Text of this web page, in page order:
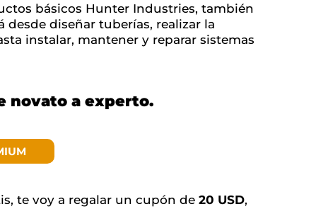
básicos Hunter Industries, también
desde diseñar tuberías, realizar la
instalar, mantener y reparar sistemas
novato a experto.
te voy a regalar un cupón de 20 USD,